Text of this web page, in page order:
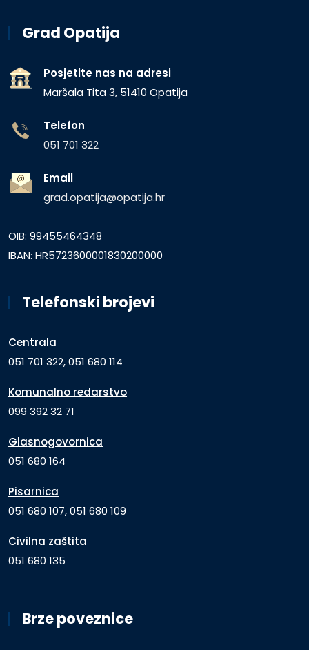
Grad Opatija
Posjetite nas na adresi
Maršala Tita 3, 51410 Opatija
Telefon
051 701 322
Email
grad.opatija@opatija.hr
OIB: 99455464348
IBAN: HR5723600001830200000
Telefonski brojevi
Centrala
051 701 322, 051 680 114
Komunalno redarstvo
099 392 32 71
Glasnogovornica
051 680 164
Pisarnica
051 680 107, 051 680 109
Civilna zaštita
051 680 135
Brze poveznice